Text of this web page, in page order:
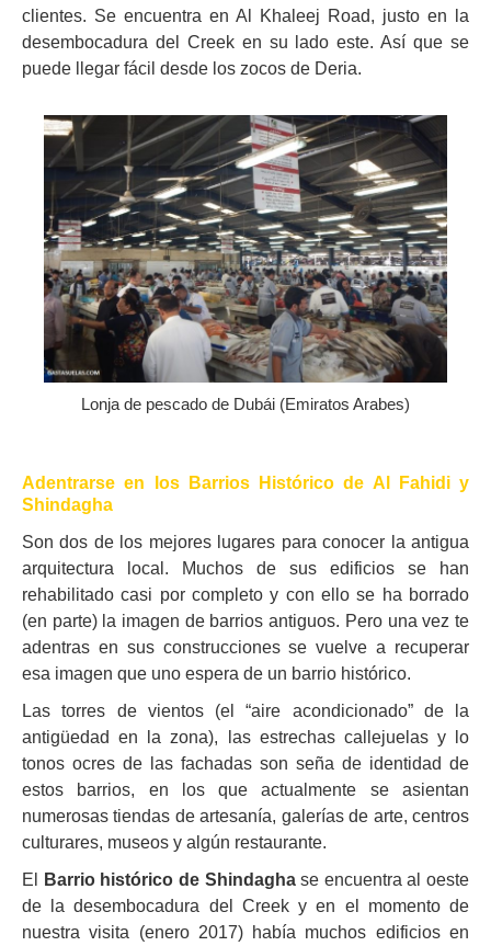
clientes. Se encuentra en Al Khaleej Road, justo en la
desembocadura del Creek en su lado este. Así que se
puede llegar fácil desde los zocos de Deria.
Lonja de pescado de Dubái (Emiratos Arabes)
Adentrarse en los Barrios Histórico de Al Fahidi y
Shindagha
Son dos de los mejores lugares para conocer la antigua
arquitectura local. Muchos de sus edificios se han
rehabilitado casi por completo y con ello se ha borrado
(en parte) la imagen de barrios antiguos. Pero una vez te
adentras en sus construcciones se vuelve a recuperar
esa imagen que uno espera de un barrio histórico.
Las torres de vientos (el “aire acondicionado” de la
antigüedad en la zona), las estrechas callejuelas y lo
tonos ocres de las fachadas son seña de identidad de
estos barrios, en los que actualmente se asientan
numerosas tiendas de artesanía, galerías de arte, centros
culturares, museos y algún restaurante.
El
Barrio histórico de Shindaghase encuentra al oeste
de la desembocadura del Creek y en el momento de
nuestra visita (enero 2017) había muchos edificios en